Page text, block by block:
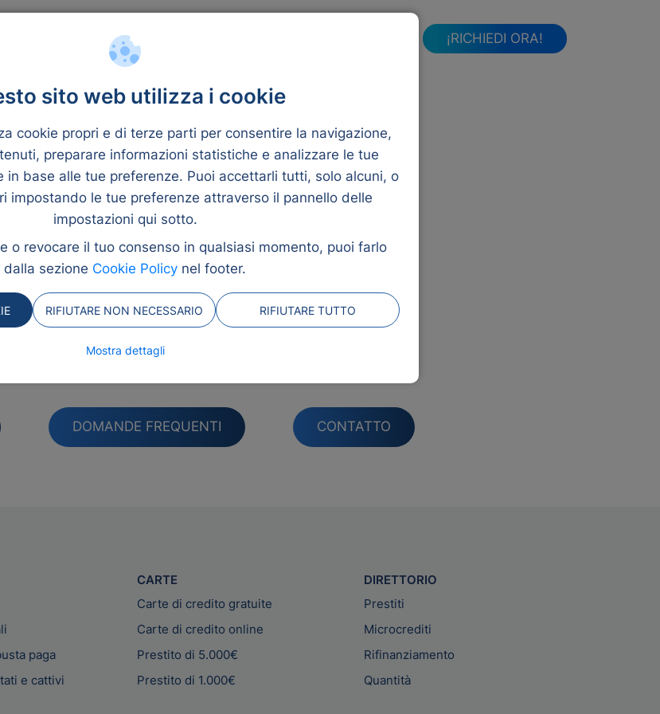
sito web utilizza i cookie
cookie propri e di terze parti per consentire la navigazione,
preparare informazioni statistiche e analizzare le tue
in base alle tue preferenze. Puoi accettarli tutti, solo alcuni, o
impostando le tue preferenze attraverso il pannello delle
impostazioni qui sotto.
o revocare il tuo consenso in qualsiasi momento, puoi farlo
dalla sezione Cookie Policy nel footer.
RIFIUTARE NON NECESSARIO RIFIUTARE TUTTO
Mostra dettagli
¡RICHIEDI ORA!
è andato storto...
a tornare indietro o contattaci se ne hai bisogno.
DOMANDE FREQUENTI CONTATTO
paga
e cattivi
CARTE
Carte di credito gratuite
Carte di credito online
Prestito di 5.000€
Prestito di 1.000€
DIRETTORIO
Prestiti
Microcrediti
Rifinanziamento
Quantità